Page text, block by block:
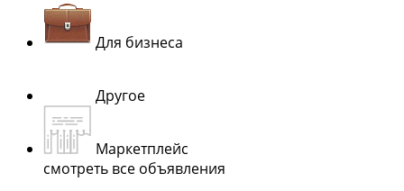
Для бизнеса
Другое
Маркетплейс
смотреть все объявления